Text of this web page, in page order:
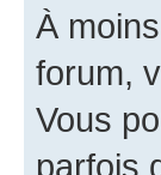
À
forum,
Vous
parfois